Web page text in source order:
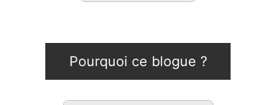
Pourquoi ce blogue ?